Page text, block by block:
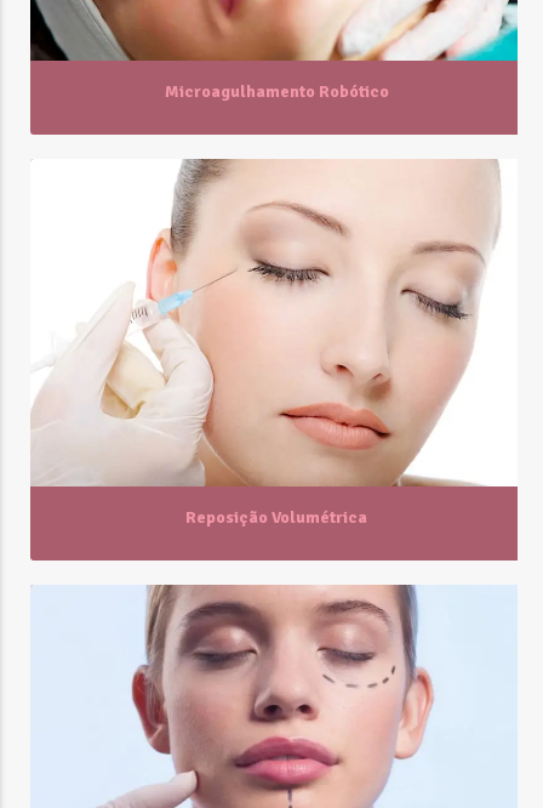
Microagulhamento Robótico
Reposição Volumétrica